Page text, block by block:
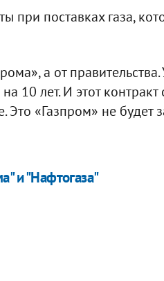
при поставках газа,
а от правительства.
лет. И этот контракт
«Газпром» не будет
и "Нафтогаза"